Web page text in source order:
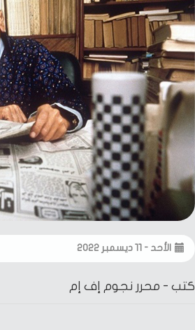
الأحد - ١١ ديسمبر ٢٠٢٢
كتب - محرر نجوم إف إم